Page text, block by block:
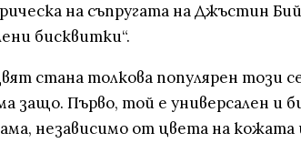
на съпругата на Джъстин
бисквитки“.
стана толкова популярен този
защо. Първо, той е универсален и
независимо от цвета на